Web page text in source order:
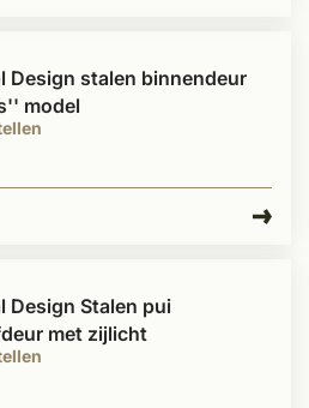
Design stalen binnendeur
model
Design Stalen pui
met zijlicht